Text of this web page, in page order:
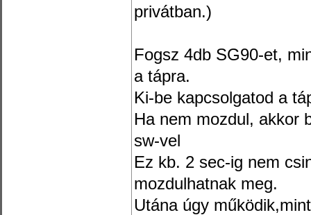
privátban.)
Fogsz 4db SG90-et,
a tápra.
Ki-be kapcsolgatod a
Ha nem mozdul, akkor
sw-vel
Ez kb. 2 sec-ig nem
mozdulhatnak meg.
Utána úgy